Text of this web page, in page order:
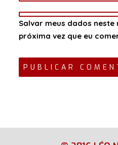
Salvar meus dados
próxima vez que eu